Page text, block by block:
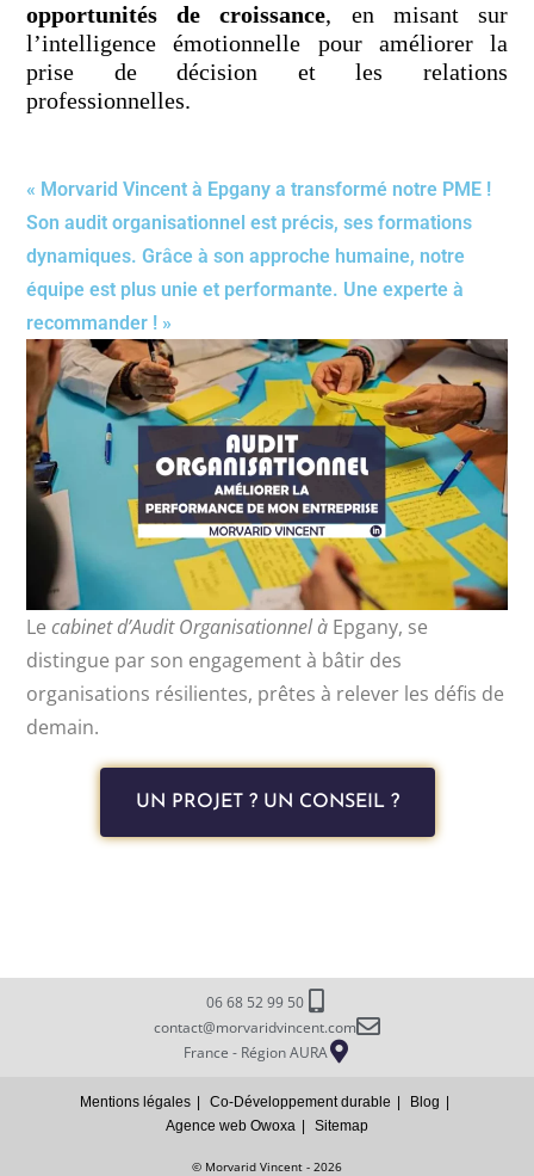
opportunités de croissance, en misant sur
l’intelligence émotionnelle pour améliorer la
prise de décision et les relations
professionnelles.
« Morvarid Vincent à Epgany a transformé notre PME !
Son audit organisationnel est précis, ses formations
dynamiques. Grâce à son approche humaine, notre
équipe est plus unie et performante. Une experte à
recommander ! »
Lecabinet d’Audit Organisationnel à Epgany, se
distingue par son engagement à bâtir des
organisations résilientes, prêtes à relever les défis de
demain.
UN PROJET ? UN CONSEIL ?
06 68 52 99 50
contact@morvaridvincent.com
France - Région AURA
Mentions légales Co-Développement durable
Blog
Agence web Owoxa
Sitemap
© Morvarid Vincent - 2026